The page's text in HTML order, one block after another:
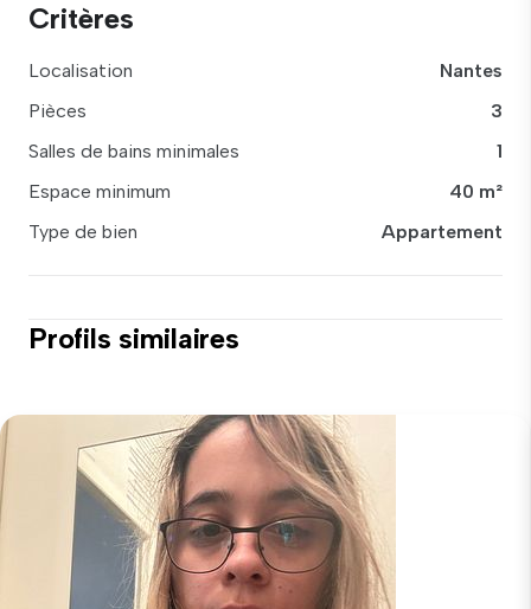
Critères
Localisation
Nantes
Pièces
3
Salles de bains minimales
1
Espace minimum
40 m²
Type de bien
Appartement
Profils similaires